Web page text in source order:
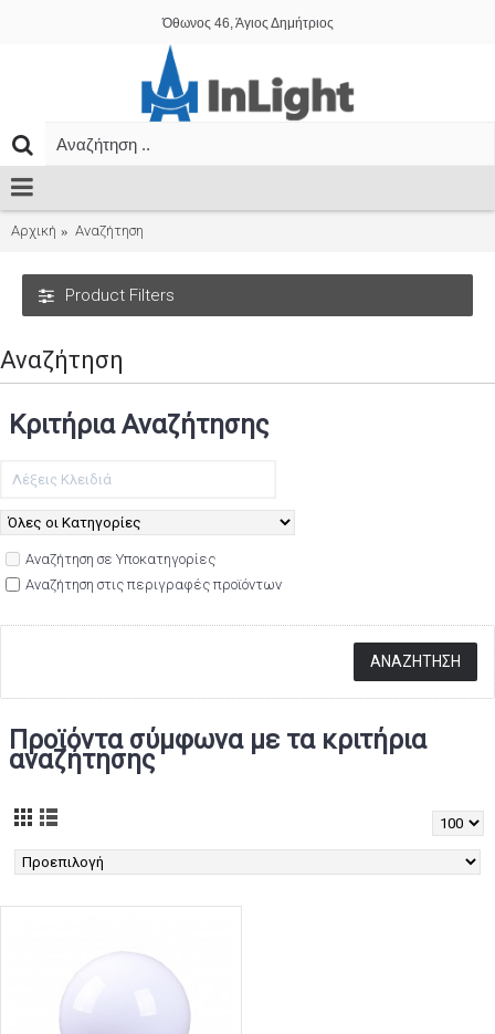
Όθωνος 46, Άγιος Δημήτριος
Αρχική Αναζήτηση
Product Filters
Αναζήτηση
Κριτήρια Αναζήτησης
Αναζήτηση σε Υποκατηγορίες
Αναζήτηση στις περιγραφές προϊόντων
Προϊόντα σύμφωνα με τα κριτήρια
αναζήτησης